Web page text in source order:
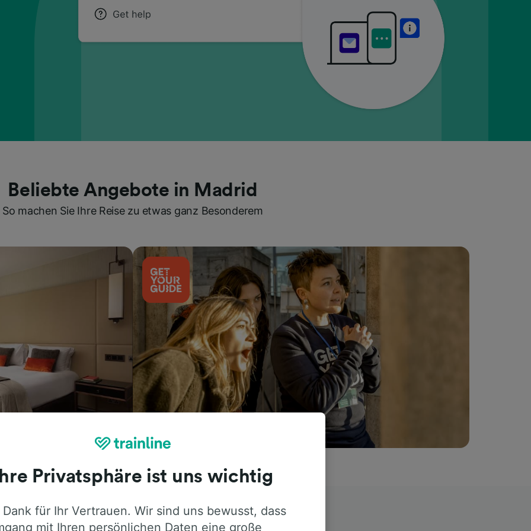
Beliebte Angebote in Madrid
So machen Sie Ihre Reise zu etwas ganz Besonderem
ehrliche Meinung von Trainline-Nutzern
Ihre Privatsphäre ist uns wichtig
für Ihr Vertrauen. Wir sind uns bewusst, dass
mit Ihren persönlichen Daten eine große